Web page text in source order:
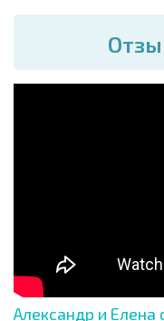
Александр и Елена